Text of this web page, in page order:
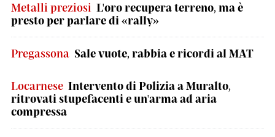
Metalli preziosi L'oro recupera terreno, ma è
presto per parlare di «rally»
Pregassona Sale vuote, rabbia e ricordi al MAT
Locarnese Intervento di Polizia a Muralto,
ritrovati stupefacenti e un'arma ad aria
compressa